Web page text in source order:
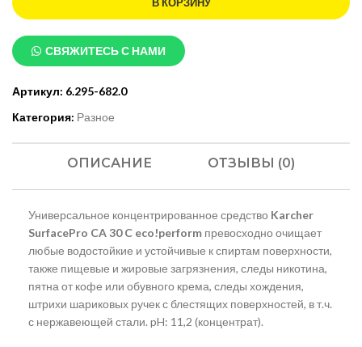
СВЯЖИТЕСЬ С НАМИ
Артикул: 6.295-682.0
Категория: Разное
ОПИСАНИЕ ОТЗЫВЫ (0)
Универсальное концентрированное средство Karcher
SurfacePro CA 30 C eco!perform превосходно очищает
любые водостойкие и устойчивые к спиртам поверхности,
также пищевые и жировые загрязнения, следы никотина,
пятна от кофе или обувного крема, следы хождения,
штрихи шариковых ручек с блестящих поверхностей, в т.ч.
с нержавеющей стали. pH: 11,2 (концентрат).